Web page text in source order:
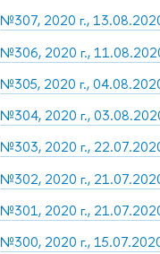
№307, 2020 г.,
№306, 2020 г.,
№305, 2020 г.,
№304, 2020 г.,
№303, 2020 г.,
№302, 2020 г.,
№301, 2020 г.,
№300, 2020 г.,